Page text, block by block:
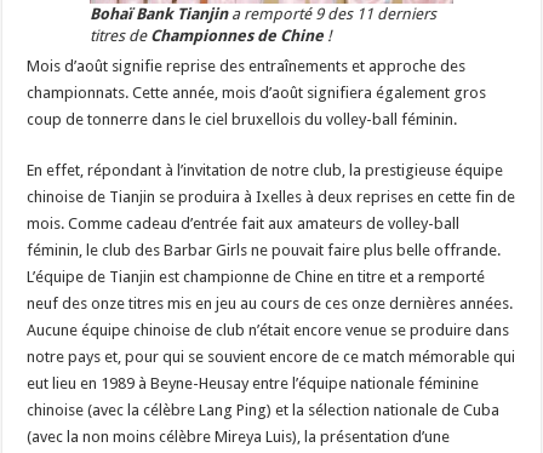
Bohaï Bank Tianjina remporté 9 des 11 derniers
titres de Championnes de Chine!
Mois d’août signifie reprise des entraînements et approche des
championnats. Cette année, mois d’août signifiera également gros
coup de tonnerre dans le ciel bruxellois du volley-ball féminin.
En effet, répondant à l’invitation de notre club, la prestigieuse équipe
chinoise de Tianjin se produira à Ixelles à deux reprises en cette fin de
mois. Comme cadeau d’entrée fait aux amateurs de volley-ball
féminin, le club des Barbar Girls ne pouvait faire plus belle offrande.
L’équipe de Tianjin est championne de Chine en titre et a remporté
neuf des onze titres mis en jeu au cours de ces onze dernières années.
Aucune équipe chinoise de club n’était encore venue se produire dans
notre pays et, pour qui se souvient encore de ce match mémorable qui
eut lieu en 1989 à Beyne-Heusay entre l’équipe nationale féminine
chinoise (avec la célèbre Lang Ping) et la sélection nationale de Cuba
(avec la non moins célèbre Mireya Luis), la présentation d’une